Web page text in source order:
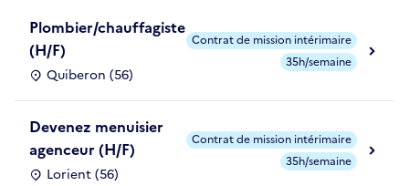
Plombier/chauffagiste
(H/F)
Quiberon (56)
Contrat de mission intérimaire
35h/semaine
Devenez menuisier
agenceur (H/F)
Lorient (56)
Contrat de mission intérimaire
35h/semaine